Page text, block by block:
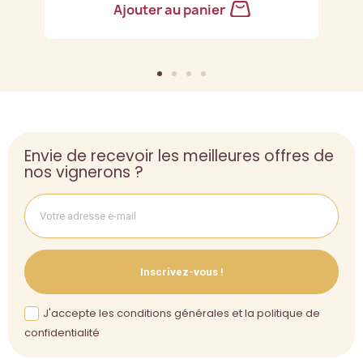
Ajouter au panier
Envie de recevoir les meilleures offres de
nos vignerons ?
Inscrivez-vous !
J'accepte les conditions générales et la politique de
confidentialité